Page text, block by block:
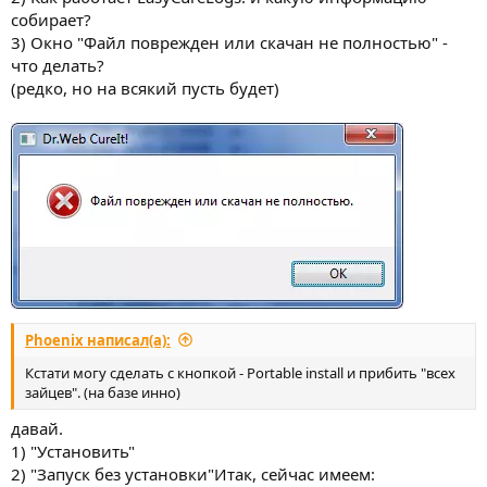
собирает?
3) Окно "Файл поврежден или скачан не полностью" -
что делать?
(редко, но на всякий пусть будет)
Phoenix написал(а):
Кстати могу сделать с кнопкой - Portable install и прибить "всех
зайцев". (на базе инно)
давай.
1) "Установить"
2) "Запуск без установки"Итак, сейчас имеем: